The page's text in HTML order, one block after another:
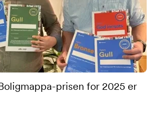
prisen for 2025 er